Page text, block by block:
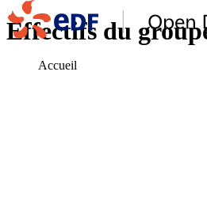
Accueil
Effectifs du